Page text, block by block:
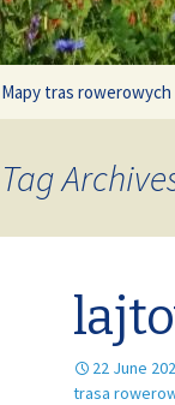
Mapy tras rowerowych
Tag
22 June
trasa